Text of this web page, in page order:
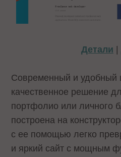
Детали |
Современный и удобный
качественное решение
портфолио или личного
построена на
с ее помощью легко
и яркий сайт с мощным